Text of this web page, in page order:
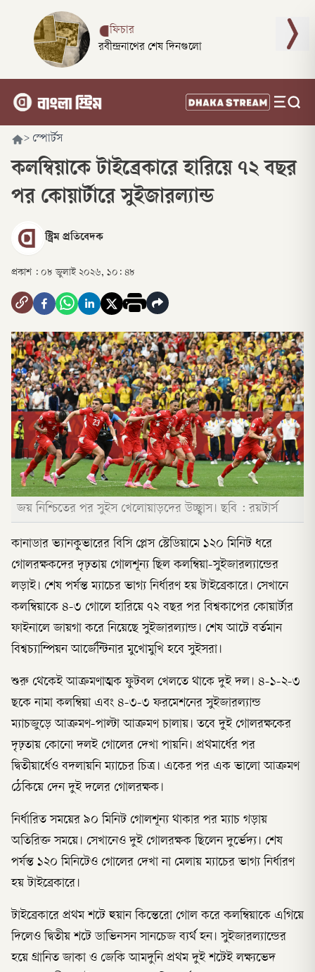
ফিচার
রবীন্দ্রনাথের শেষ দিনগুলো
> স্পোর্টস
কলম্বিয়াকে টাইব্রেকারে হারিয়ে ৭২ বছর
পর কোয়ার্টারে সুইজারল্যান্ড
স্ট্রিম প্রতিবেদক
প্রকাশ : ০৮ জুলাই ২০২৬, ১০: ৪৮
জয় নিশ্চিতের পর সুইস খেলোয়াড়দের উচ্ছ্বাস। ছবি : রয়টার্স
কানাডার ভ্যানকুভারের বিসি প্লেস স্টেডিয়ামে ১২০ মিনিট ধরে
গোলরক্ষকদের দৃঢ়তায় গোলশূন্য ছিল কলম্বিয়া-সুইজারল্যান্ডের
লড়াই। শেষ পর্যন্ত ম্যাচের ভাগ্য নির্ধারণ হয় টাইব্রেকারে। সেখানে
কলম্বিয়াকে ৪-৩ গোলে হারিয়ে ৭২ বছর পর বিশ্বকাপের কোয়ার্টার
ফাইনালে জায়গা করে নিয়েছে সুইজারল্যান্ড। শেষ আটে বর্তমান
বিশ্বচ্যাম্পিয়ন আর্জেন্টিনার মুখোমুখি হবে সুইসরা।
শুরু থেকেই আক্রমণাত্মক ফুটবল খেলতে থাকে দুই দল। ৪-১-২-৩
ছকে নামা কলম্বিয়া এবং ৪-৩-৩ ফরমেশনের সুইজারল্যান্ড
ম্যাচজুড়ে আক্রমণ-পাল্টা আক্রমণ চালায়। তবে দুই গোলরক্ষকের
দৃঢ়তায় কোনো দলই গোলের দেখা পায়নি। প্রথমার্ধের পর
দ্বিতীয়ার্ধেও বদলায়নি ম্যাচের চিত্র। একের পর এক ভালো আক্রমণ
ঠেকিয়ে দেন দুই দলের গোলরক্ষক।
নির্ধারিত সময়ের ৯০ মিনিট গোলশূন্য থাকার পর ম্যাচ গড়ায়
অতিরিক্ত সময়ে। সেখানেও দুই গোলরক্ষক ছিলেন দুর্ভেদ্য। শেষ
পর্যন্ত ১২০ মিনিটেও গোলের দেখা না মেলায় ম্যাচের ভাগ্য নির্ধারণ
হয় টাইব্রেকারে।
টাইব্রেকারে প্রথম শটে হুয়ান কিন্তেরো গোল করে কলম্বিয়াকে এগিয়ে
দিলেও দ্বিতীয় শটে ডাভিনসন সানচেজ ব্যর্থ হন। সুইজারল্যান্ডের
হয়ে গ্রানিত জাকা ও জেকি আমদুনি প্রথম দুই শটেই লক্ষ্যভেদ